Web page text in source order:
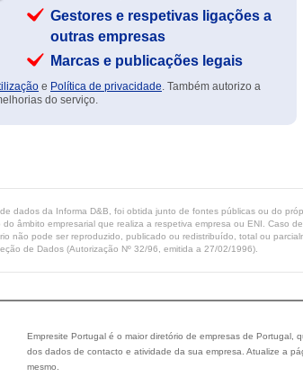
Gestores e respetivas ligações a
outras empresas
Marcas e publicações legais
e Política de privacidade. Também autorizo a
do serviço.
dados da Informa D&B, foi obtida junto de fontes públicas ou do
âmbito empresarial que realiza a respetiva empresa ou ENI. Caso
não pode ser reproduzido, publicado ou redistribuído, total ou
de Dados (Autorização Nº 32/96, emitida a 27/02/1996).
Empresite Portugal é o maior diretório de empresas de
dos dados de contacto e atividade da sua empresa. Atualize a
mesmo.